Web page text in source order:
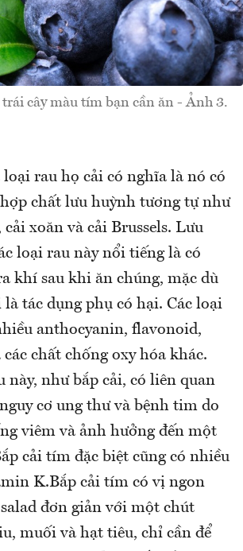
cây màu tím bạn cần ăn - Ảnh 3.
rau họ cải có nghĩa là nó có
chất lưu huỳnh tương tự như
xoăn và cải Brussels. Lưu
loại rau này nổi tiếng là có
khí sau khi ăn chúng, mặc dù
tác dụng phụ có hại. Các loại
anthocyanin, flavonoid,
chất chống oxy hóa khác.
này, như bắp cải, có liên quan
cơ ung thư và bệnh tim do
viêm và ảnh hưởng đến một
cải tím đặc biệt cũng có nhiều
K.Bắp cải tím có vị ngon
đơn giản với một chút
muối và hạt tiêu, chỉ cần để